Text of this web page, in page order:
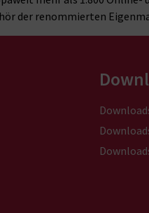
der renommierten